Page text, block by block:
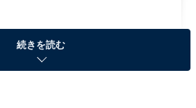
続きを読む